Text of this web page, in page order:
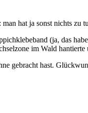
hat ja sonst nichts zu
(ja, das
im Wald
gebracht hast.